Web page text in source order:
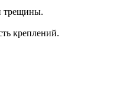
трещины.
креплений.